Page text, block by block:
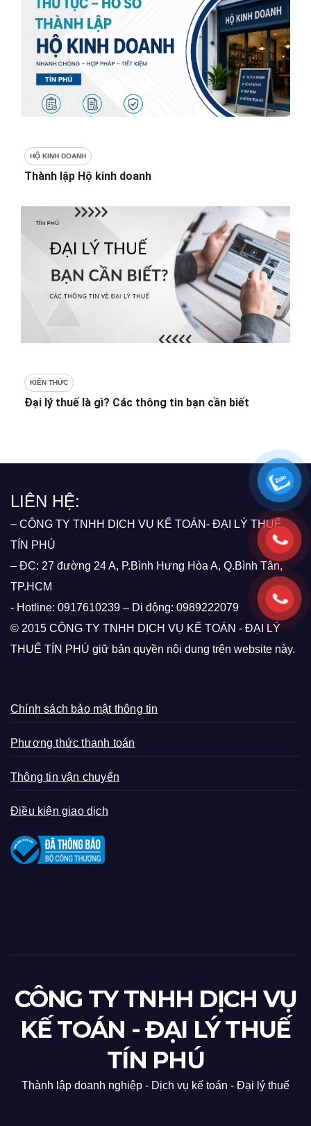
HỘ KINH DOANH
Thành lập Hộ kinh doanh
KIẾN THỨC
Đại lý thuế là gì? Các thông tin bạn cần biết
LIÊN HỆ:
– CÔNG TY TNHH DỊCH VỤ KẾ TOÁN- ĐẠI LÝ THUẾ
TÍN PHÚ
– ĐC: 27 đường 24 A, P.Bình Hưng Hòa A, Q.Bình Tân,
TP.HCM
- Hotline: 0917610239 – Di động: 0989222079
© 2015 CÔNG TY TNHH DỊCH VỤ KẾ TOÁN - ĐẠI LÝ
THUẾ TÍN PHÚ giữ bản quyền nội dung trên website này.
Chính sách bảo mật thông tin
Phương thức thanh toán
Thông tin vận chuyển
Điều kiện giao dịch
CÔNG TY TNHH DỊCH VỤ
KẾ TOÁN - ĐẠI LÝ THUẾ
TÍN PHÚ
Thành lập doanh nghiệp - Dịch vụ kế toán - Đại lý thuế